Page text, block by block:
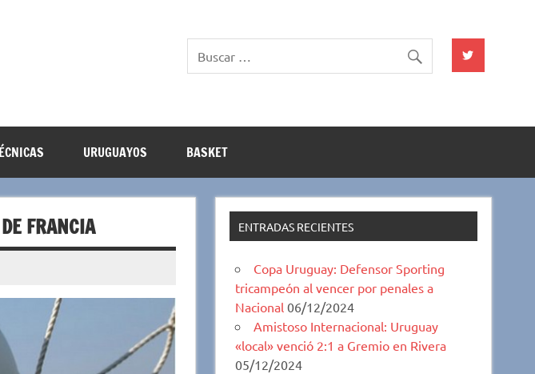
URUGUAYOS BASKET
FRANCIA ENTRADAS RECIENTES
Copa Uruguay: Defensor Sporting
tricampeón al vencer por penales a
Nacional 06/12/2024
Amistoso Internacional: Uruguay
«local» venció 2:1 a Gremio en Rivera
05/12/2024